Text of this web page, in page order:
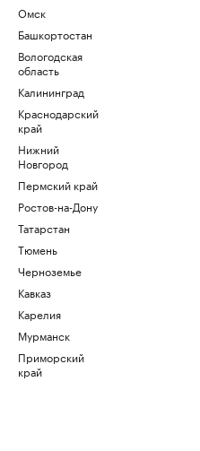
Омск
Башкортостан
Вологодская
область
Калининград
Краснодарский
край
Нижний
Новгород
Пермский край
Ростов-на-Дону
Татарстан
Тюмень
Черноземье
Кавказ
Карелия
Мурманск
Приморский
край